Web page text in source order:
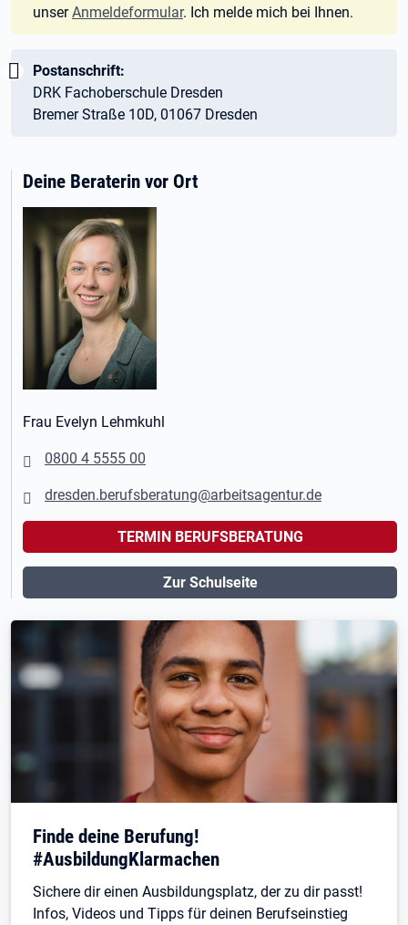
unserAnmeldeformular. Ich melde mich bei Ihnen.
Wichtig:
Postanschrift:
DRK Fachoberschule Dresden
Bremer Straße 10D, 01067 Dresden
Deine Beraterin vor Ort
Frau Evelyn Lehmkuhl
0800 4 5555 00
dresden.berufsberatung@arbeitsagentur.de
TERMIN BERUFSBERATUNG
Zur Schulseite
Finde deine Berufung!
#AusbildungKlarmachen
Sichere dir einen Ausbildungsplatz, der zu dir passt!
Infos, Videos und Tipps für deinen Berufseinstieg